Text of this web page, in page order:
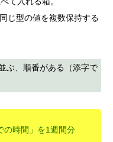
じ型の値を複数保持する
ぶ、順番がある（添字で
の時間」を1週間分